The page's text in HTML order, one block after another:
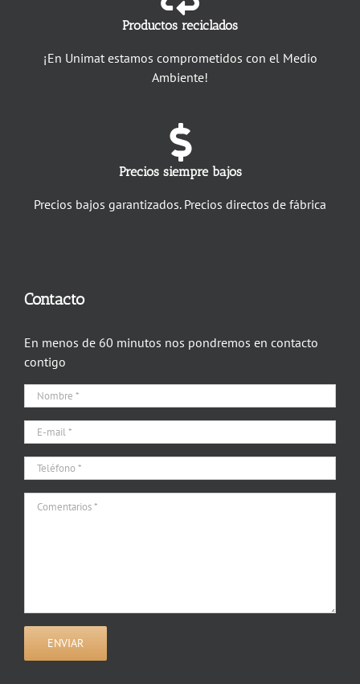
Productos reciclados
¡En Unimat estamos comprometidos con el Medio
Ambiente!
Precios siempre bajos
Precios bajos garantizados. Precios directos de fábrica
Contacto
En menos de 60 minutos nos pondremos en contacto
contigo